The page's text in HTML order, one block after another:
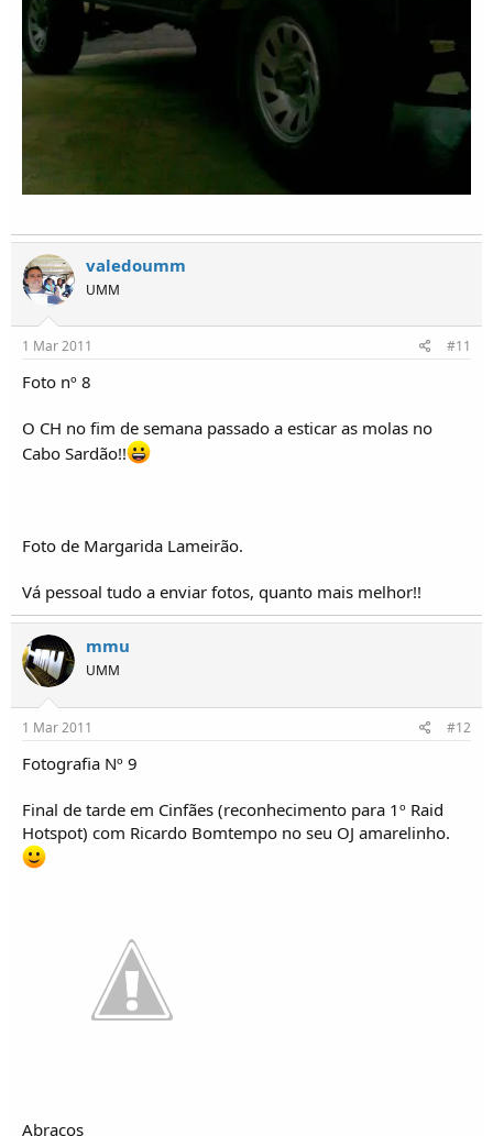
valedoumm
UMM
1 Mar 2011 #11
Foto nº 8
O CH no fim de semana passado a esticar as molas no
Cabo Sardão!!
Foto de Margarida Lameirão.
Vá pessoal tudo a enviar fotos, quanto mais melhor!!
mmu
UMM
1 Mar 2011 #12
Fotografia Nº 9
Final de tarde em Cinfães (reconhecimento para 1º Raid
Hotspot) com Ricardo Bomtempo no seu OJ amarelinho.
Abraços